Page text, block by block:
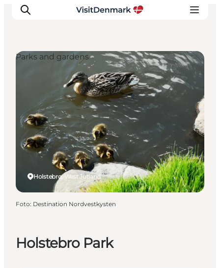
Inspiratie
Bestemmingen
Wat te doen
Accommodaties
Plan je reis
Holstebro Park
Holstebro, West Jutland
Parks and gardens
Foto: Destination Nordvestkysten